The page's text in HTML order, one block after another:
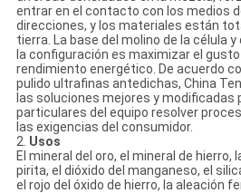
entrar en el contacto con los medios
direcciones, y los materiales están
tierra. La base del molino de la célula
la configuración es maximizar el
rendimiento energético. De acuerdo
pulido ultrafinas antedichas, China
las soluciones mejores y modificadas
particulares del equipo resolver
las exigencias del consumidor.
2. Usos
El mineral del oro, el mineral de hierro,
pirita, el dióxido del manganeso, el
el rojo del óxido de hierro, la aleación